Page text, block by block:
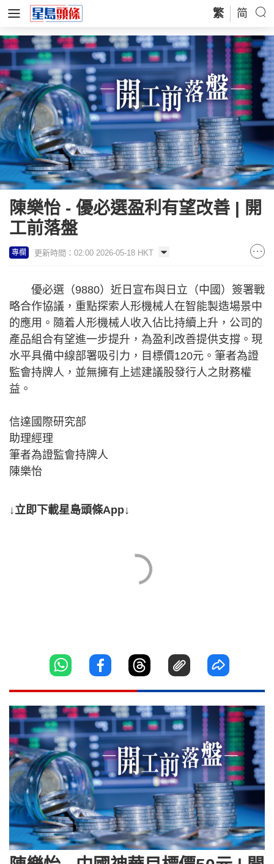
繁 简
陳樂怡 - 優必選盈利有望改善 | 開
工前落盤
專欄 更新時間：02:00 2026-05-18 HKT
優必選（9880）近日宣布與日立（中國）簽署戰
略合作協議，重點探索人形機械人在智能製造場景中
的應用。隨着人形機械人收入佔比持續上升，公司的
產品組合有望進一步提升，為盈利改善提供支撐。現
水平具備中線部署吸引力，目標價120元。筆者為證
監會持牌人，並無擁有上述建議股發行人之財務權
益。
信達國際研究部
助理經理
筆者為證監會持牌人
陳樂怡
↓立即下載星島頭條App↓